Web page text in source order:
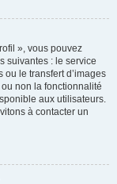
», vous pouvez
suivantes : le service
ou le transfert d’images
non la fonctionnalité
aux utilisateurs.
à contacter un